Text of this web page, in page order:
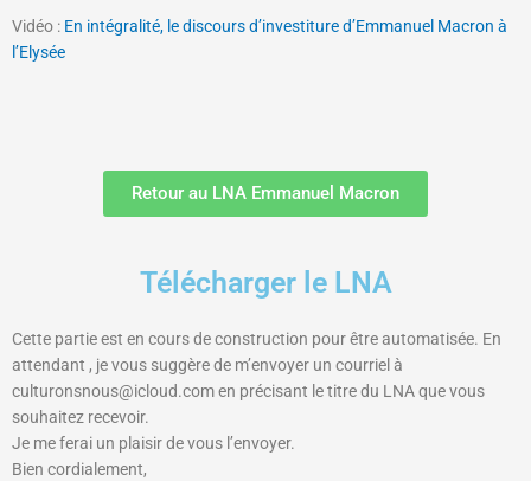
Vidéo : En intégralité, le discours d’investiture d’Emmanuel Macron à
l’Elysée
Retour au LNA Emmanuel Macron
Télécharger le LNA
Cette partie est en cours de construction pour être automatisée. En
attendant , je vous suggère de m’envoyer un courriel à
culturonsnous@icloud.com en précisant le titre du LNA que vous
souhaitez recevoir.
Je me ferai un plaisir de vous l’envoyer.
Bien cordialement,